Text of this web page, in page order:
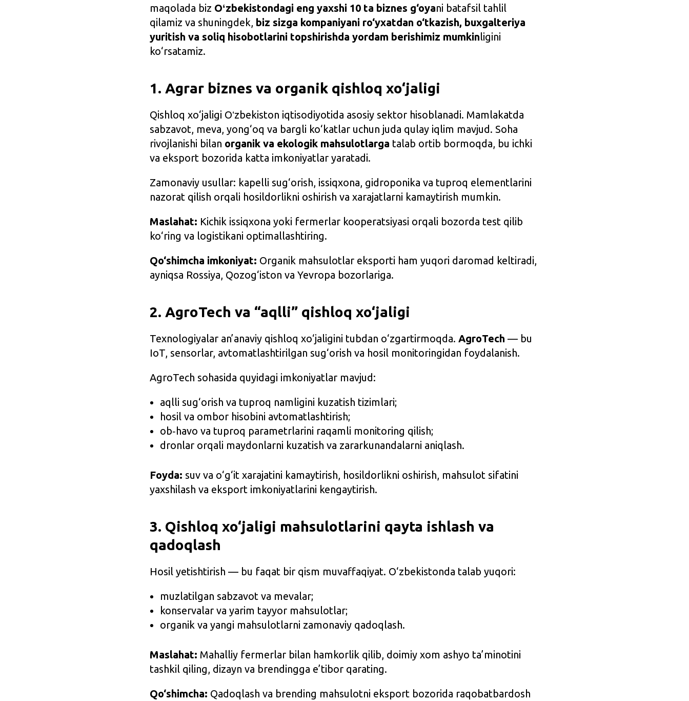
maqolada biz Oʻzbekistondagi eng yaxshi 10 ta biznes g‘oyani batafsil tahlil
qilamiz va shuningdek, biz sizga kompaniyani ro‘yxatdan o‘tkazish, buxgalteriya
yuritish va soliq hisobotlarini topshirishda yordam berishimiz mumkinligini
ko‘rsatamiz.
1. Agrar biznes va organik qishloq xo‘jaligi
Qishloq xo‘jaligi Oʻzbekiston iqtisodiyotida asosiy sektor hisoblanadi. Mamlakatda
sabzavot, meva, yong‘oq va bargli ko‘katlar uchun juda qulay iqlim mavjud. Soha
rivojlanishi bilan organik va ekologik mahsulotlarga talab ortib bormoqda, bu ichki
va eksport bozorida katta imkoniyatlar yaratadi.
Zamonaviy usullar: kapelli sug‘orish, issiqxona, gidroponika va tuproq elementlarini
nazorat qilish orqali hosildorlikni oshirish va xarajatlarni kamaytirish mumkin.
Maslahat: Kichik issiqxona yoki fermerlar kooperatsiyasi orqali bozorda test qilib
ko‘ring va logistikani optimallashtiring.
Qo‘shimcha imkoniyat: Organik mahsulotlar eksporti ham yuqori daromad keltiradi,
ayniqsa Rossiya, Qozog‘iston va Yevropa bozorlariga.
2. AgroTech va “aqlli” qishloq xo‘jaligi
Texnologiyalar an’anaviy qishloq xo‘jaligini tubdan o‘zgartirmoqda. AgroTech — bu
IoT, sensorlar, avtomatlashtirilgan sug‘orish va hosil monitoringidan foydalanish.
AgroTech sohasida quyidagi imkoniyatlar mavjud:
aqlli sug‘orish va tuproq namligini kuzatish tizimlari;
hosil va ombor hisobini avtomatlashtirish;
ob‑havo va tuproq parametrlarini raqamli monitoring qilish;
dronlar orqali maydonlarni kuzatish va zararkunandalarni aniqlash.
Foyda: suv va o‘g‘it xarajatini kamaytirish, hosildorlikni oshirish, mahsulot sifatini
yaxshilash va eksport imkoniyatlarini kengaytirish.
3. Qishloq xo‘jaligi mahsulotlarini qayta ishlash va
qadoqlash
Hosil yetishtirish — bu faqat bir qism muvaffaqiyat. O‘zbekistonda talab yuqori:
muzlatilgan sabzavot va mevalar;
konservalar va yarim tayyor mahsulotlar;
organik va yangi mahsulotlarni zamonaviy qadoqlash.
Maslahat: Mahalliy fermerlar bilan hamkorlik qilib, doimiy xom ashyo ta’minotini
tashkil qiling, dizayn va brendingga e’tibor qarating.
Qo‘shimcha: Qadoqlash va brending mahsulotni eksport bozorida raqobatbardosh